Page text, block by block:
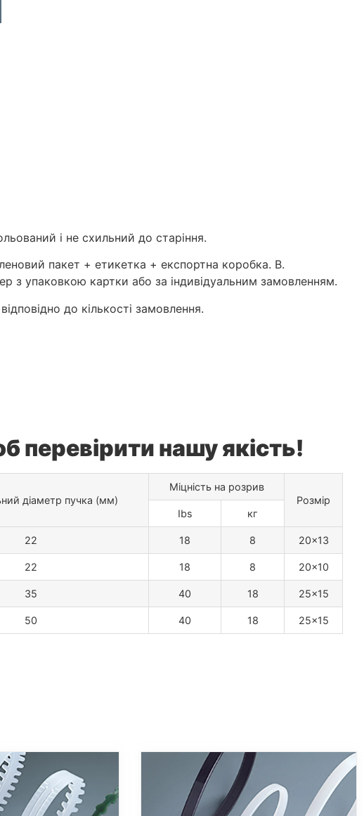
і не схильний до старіння.
пакет + етикетка + експортна коробка. B.
з упаковкою картки або за індивідуальним замовленням.
до кількості замовлення.
перевірити нашу якість!
діаметр пучка (мм)
Міцність на розрив
Розмір
Ibs кг
22 18 8 20×13
22 18 8 20×10
35 40 18 25×15
50 40 18 25×15